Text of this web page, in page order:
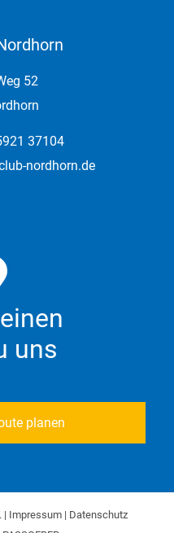
52
37104
nordhorn.de
uns
planen
| Impressum | Datenschutz